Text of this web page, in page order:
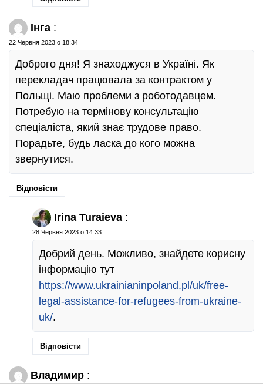
Інга :
22 Червня 2023 о 18:34
Доброго дня! Я знаходжуся в Україні. Як
перекладач працювала за контрактом у
Польщі. Маю проблеми з роботодавцем.
Потребую на термінову консультацію
спеціаліста, який знає трудове право.
Порадьте, будь ласка до кого можна
звернутися.
Відповісти
Irina Turaieva :
28 Червня 2023 о 14:33
Добрий день. Можливо, знайдете корисну
інформацію тут
https://www.ukrainianinpoland.pl/uk/free-
legal-assistance-for-refugees-from-ukraine-
uk/.
Відповісти
Владимир :